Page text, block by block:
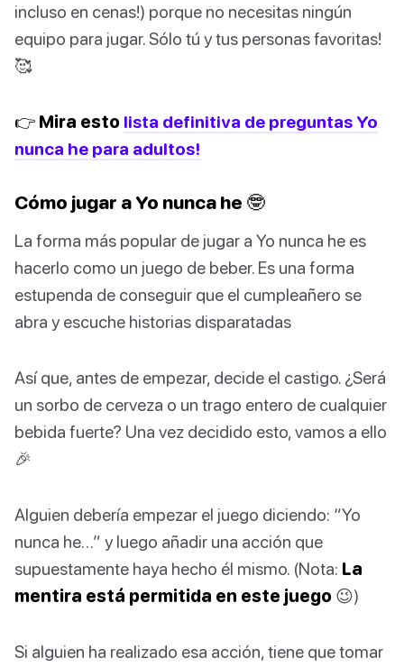
incluso en cenas!) porque no necesitas ningún
equipo para jugar. Sólo tú y tus personas favoritas!
🥰
👉 Mira esto lista definitiva de preguntas Yo
nunca he para adultos!
Cómo jugar a Yo nunca he 🤓
La forma más popular de jugar a Yo nunca he es
hacerlo como un juego de beber. Es una forma
estupenda de conseguir que el cumpleañero se
abra y escuche historias disparatadas
Así que, antes de empezar, decide el castigo. ¿Será
un sorbo de cerveza o un trago entero de cualquier
bebida fuerte? Una vez decidido esto, vamos a ello
🎉
Alguien debería empezar el juego diciendo: “Yo
nunca he…” y luego añadir una acción que
supuestamente haya hecho él mismo. (Nota: La
mentira está permitida en este juego 😉)
Si alguien ha realizado esa acción, tiene que tomar